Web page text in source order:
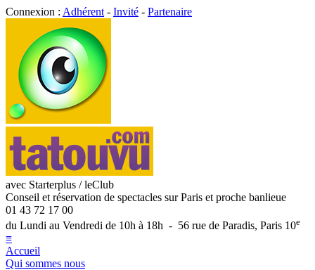
Connexion : Adhérent - Invité - Partenaire
avec Starterplus / leClub
Conseil et réservation de spectacles sur Paris et proche banlieue
01 43 72 17 00
du Lundi au Vendredi de 10h à 18h - 56 rue de Paradis, Paris 10e
≡
Accueil
Qui sommes nous